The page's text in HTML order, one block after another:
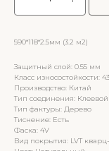
590*118*2.5мм (3.2 м2)
Защитный слой: 0.55 мм
Класс износостойкости: 43
Производство: Китай
Тип соединения: Клеевой
Тип фактуры: Дерево
Тиснение: Есть
Фаска: 4V
Вид покрытия: LVT